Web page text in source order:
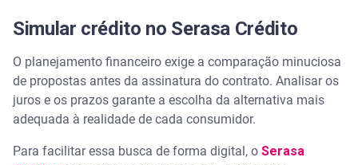
Simular crédito no Serasa Crédito
O planejamento financeiro exige a comparação minuciosa
de propostas antes da assinatura do contrato. Analisar os
juros e os prazos garante a escolha da alternativa mais
adequada à realidade de cada consumidor.
Para facilitar essa busca de forma digital, o Serasa